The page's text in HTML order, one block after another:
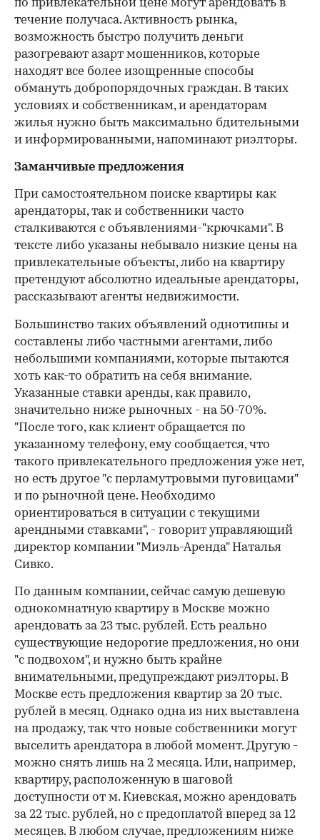
по привлекательной цене могут арендовать в
течение получаса. Активность рынка,
возможность быстро получить деньги
разогревают азарт мошенников, которые
находят все более изощренные способы
обмануть добропорядочных граждан. В таких
условиях и собственникам, и арендаторам
жилья нужно быть максимально бдительными
и информированными, напоминают риэлторы.
Заманчивые предложения
При самостоятельном поиске квартиры как
арендаторы, так и собственники часто
сталкиваются с объявлениями-"крючками". В
тексте либо указаны небывало низкие цены на
привлекательные объекты, либо на квартиру
претендуют абсолютно идеальные арендаторы,
рассказывают агенты недвижимости.
Большинство таких объявлений однотипны и
составлены либо частными агентами, либо
небольшими компаниями, которые пытаются
хоть как-то обратить на себя внимание.
Указанные ставки аренды, как правило,
значительно ниже рыночных - на 50-70%.
"После того, как клиент обращается по
указанному телефону, ему сообщается, что
такого привлекательного предложения уже нет,
но есть другое "с перламутровыми пуговицами"
и по рыночной цене. Необходимо
ориентироваться в ситуации с текущими
арендными ставками", - говорит управляющий
директор компании "Миэль-Аренда" Наталья
Сивко.
По данным компании, сейчас самую дешевую
однокомнатную квартиру в Москве можно
арендовать за 23 тыс. рублей. Есть реально
существующие недорогие предложения, но они
"с подвохом", и нужно быть крайне
внимательными, предупреждают риэлторы. В
Москве есть предложения квартир за 20 тыс.
рублей в месяц. Однако одна из них выставлена
на продажу, так что новые собственники могут
выселить арендатора в любой момент. Другую -
можно снять лишь на 2 месяца. Или, например,
квартиру, расположенную в шаговой
доступности от м. Киевская, можно арендовать
за 22 тыс. рублей, но с предоплатой вперед за 12
месяцев. В любом случае, предложениям ниже